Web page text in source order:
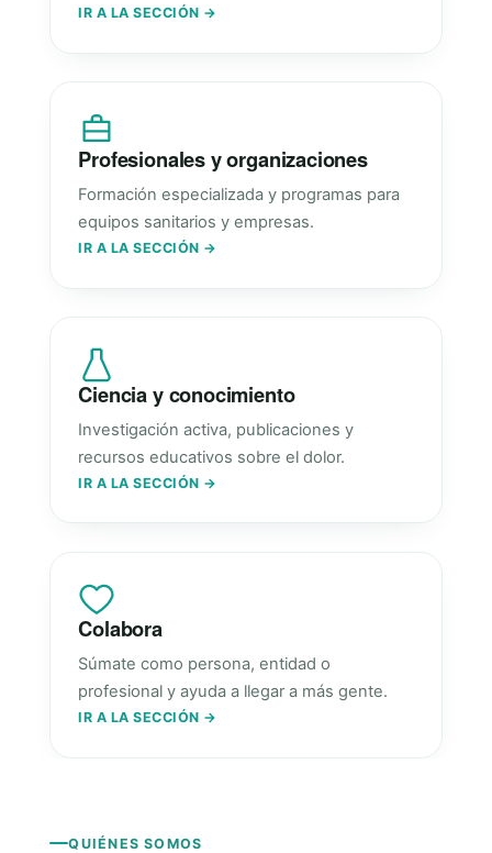
IR A LA SECCIÓN →
Profesionales y organizaciones
Formación especializada y programas para
equipos sanitarios y empresas.
IR A LA SECCIÓN →
Ciencia y conocimiento
Investigación activa, publicaciones y
recursos educativos sobre el dolor.
IR A LA SECCIÓN →
Colabora
Súmate como persona, entidad o
profesional y ayuda a llegar a más gente.
IR A LA SECCIÓN →
QUIÉNES SOMOS